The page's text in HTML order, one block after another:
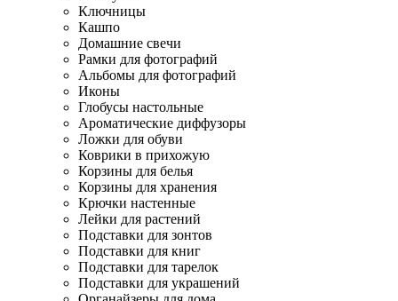
Ключницы
Кашпо
Домашние свечи
Рамки для фотографий
Альбомы для фотографий
Иконы
Глобусы настольные
Ароматические диффузоры
Ложки для обуви
Коврики в прихожую
Корзины для белья
Корзины для хранения
Крючки настенные
Лейки для растений
Подставки для зонтов
Подставки для книг
Подставки для тарелок
Подставки для украшений